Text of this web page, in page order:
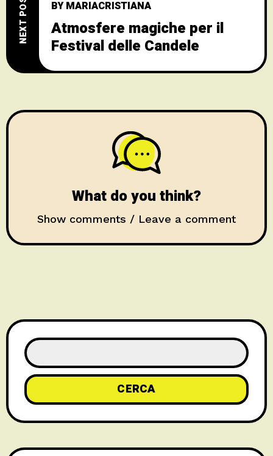
NEXT POST BYMARIACRISTIANA
Atmosfere magiche per il
Festival delle Candele
What do you think?
Show comments / Leave a comment
CERCA